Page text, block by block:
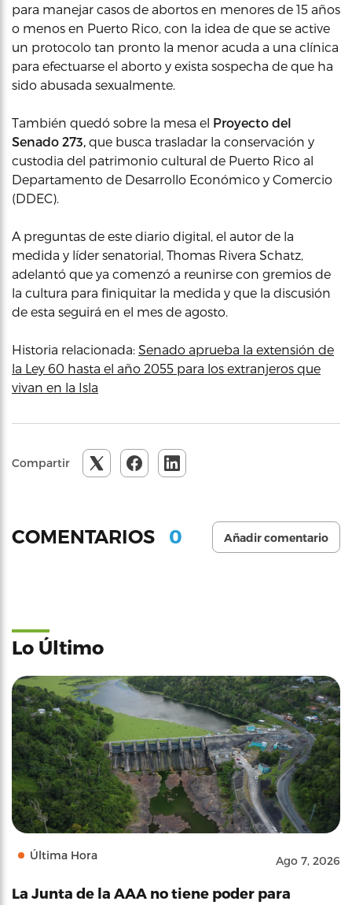
para manejar casos de abortos en menores de 15 años
o menos en Puerto Rico, con la idea de que se active
un protocolo tan pronto la menor acuda a una clínica
para efectuarse el aborto y exista sospecha de que ha
sido abusada sexualmente.
También quedó sobre la mesa el Proyecto del
Senado 273, que busca trasladar la conservación y
custodia del patrimonio cultural de Puerto Rico al
Departamento de Desarrollo Económico y Comercio
(DDEC).
A preguntas de este diario digital, el autor de la
medida y líder senatorial, Thomas Rivera Schatz,
adelantó que ya comenzó a reunirse con gremios de
la cultura para finiquitar la medida y que la discusión
de esta seguirá en el mes de agosto.
Historia relacionada: Senado aprueba la extensión de
la Ley 60 hasta el año 2055 para los extranjeros que
vivan en la Isla
Compartir
COMENTARIOS 0 Añadir comentario
Lo Último
Última Hora Ago 7, 2026
La Junta de la AAA no tiene poder para